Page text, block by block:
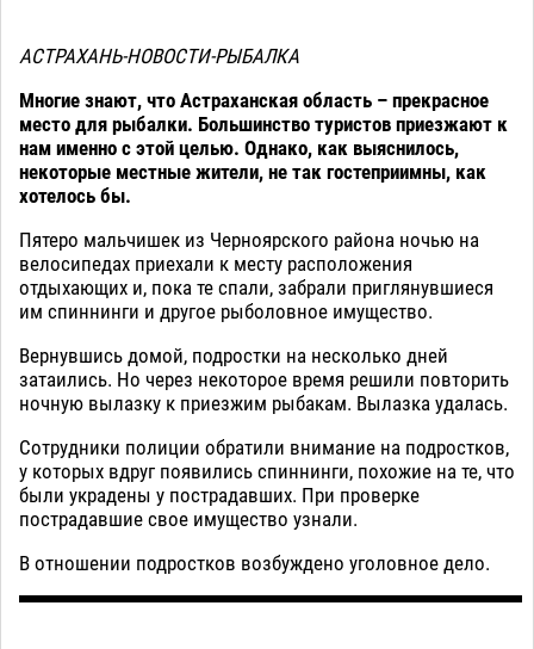
АСТРАХАНЬ-НОВОСТИ-РЫБАЛКА
Многие знают, что Астраханская область – прекрасное
место для рыбалки. Большинство туристов приезжают к
нам именно с этой целью. Однако, как выяснилось,
некоторые местные жители, не так гостеприимны, как
хотелось бы.
Пятеро мальчишек из Черноярского района ночью на
велосипедах приехали к месту расположения
отдыхающих и, пока те спали, забрали приглянувшиеся
им спиннинги и другое рыболовное имущество.
Вернувшись домой, подростки на несколько дней
затаились. Но через некоторое время решили повторить
ночную вылазку к приезжим рыбакам. Вылазка удалась.
Сотрудники полиции обратили внимание на подростков,
у которых вдруг появились спиннинги, похожие на те, что
были украдены у пострадавших. При проверке
пострадавшие свое имущество узнали.
В отношении подростков возбуждено уголовное дело.